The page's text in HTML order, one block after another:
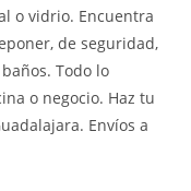
o vidrio. Encuentra
de seguridad,
Todo lo
o negocio. Haz tu
Envíos a